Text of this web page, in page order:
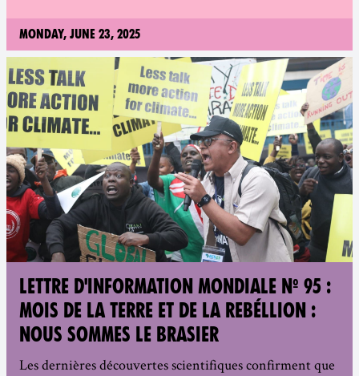
Monday, June 23, 2025
LETTRE D'INFORMATION MONDIALE Nº 95 :
MOIS DE LA TERRE ET DE LA REBÉLLION :
NOUS SOMMES LE BRASIER
Les dernières découvertes scientifiques confirment que